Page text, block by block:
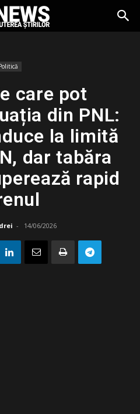
care pot
din PNL:
la limită
dar tabăra
rapid
- 14/06/2026